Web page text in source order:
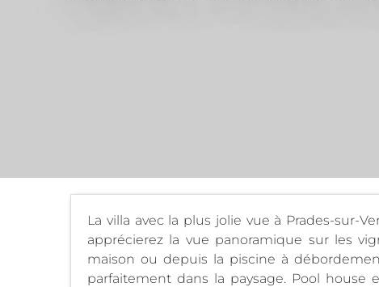
La villa avec la plus jolie vue à Prades-sur-
apprécierez la vue panoramique sur les
maison ou depuis la piscine à
parfaitement dans la paysage. Pool house